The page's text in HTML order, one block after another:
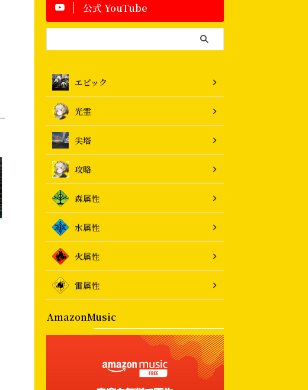
公式 YouTube
エピック
光霊
尖塔
攻略
森属性
水属性
火属性
雷属性
AmazonMusic